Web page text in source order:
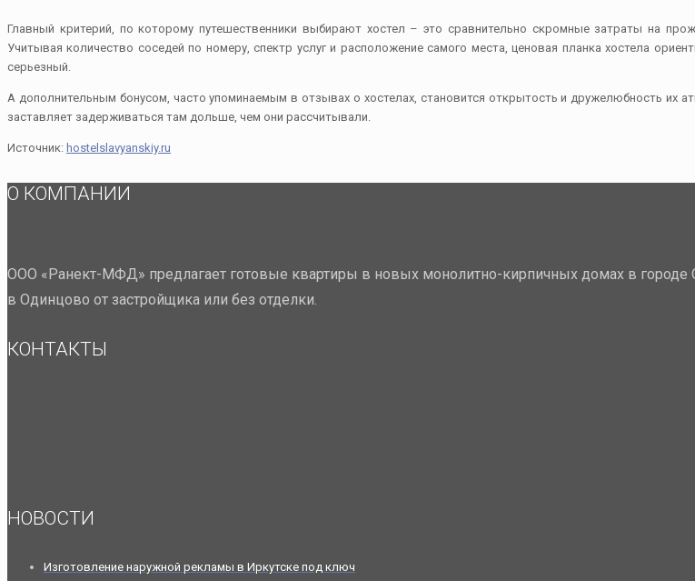
Главный критерий, по которому путешественники выбирают хостел – это сравнительно скромные затраты на
Учитывая количество соседей по номеру, спектр услуг и расположение самого места, ценовая планка хостела
серьезный.
А дополнительным бонусом, часто упоминаемым в отзывах о хостелах, становится открытость и дружелюбность их
заставляет задерживаться там дольше, чем они рассчитывали.
Источник: hostelslavyanskiy.ru
О КОМПАНИИ
ООО «Ранект-МФД» предлагает готовые квартиры в новых монолитно-кирпичных домах в
в Одинцово от застройщика или без отделки.
КОНТАКТЫ
НОВОСТИ
Изготовление наружной рекламы в Иркутске под ключ